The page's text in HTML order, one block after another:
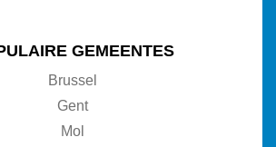
GEMEENTES
Brussel
Gent
Mol